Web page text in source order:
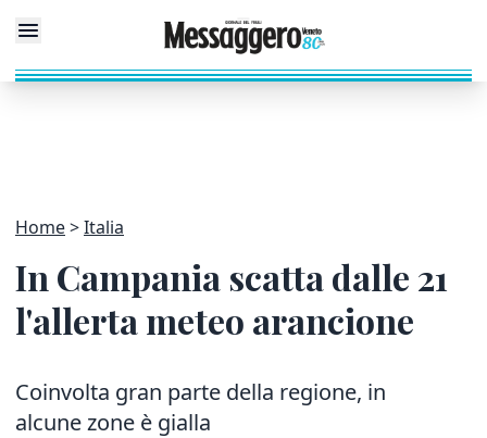
Home Italia
In Campania scatta dalle 21
l'allerta meteo arancione
Coinvolta gran parte della regione, in
alcune zone è gialla